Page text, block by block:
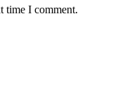
time I comment.